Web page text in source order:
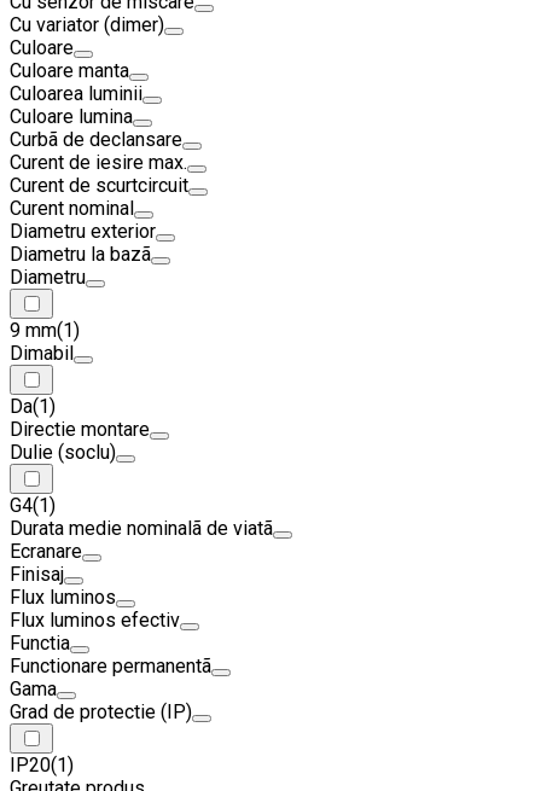
Cu variator (dimer)
Culoare
Culoare manta
Culoarea luminii
Culoare lumina
Curbã de declansare
Curent de iesire max.
Curent de scurtcircuit
Curent nominal
Diametru exterior
Diametru la bazã
Diametru
9 mm(1)
Dimabil
Da(1)
Directie montare
Dulie (soclu)
G4(1)
Durata medie nominalã de viatã
Ecranare
Finisaj
Flux luminos
Flux luminos efectiv
Functia
Functionare permanentã
Gama
Grad de protectie (IP)
IP20(1)